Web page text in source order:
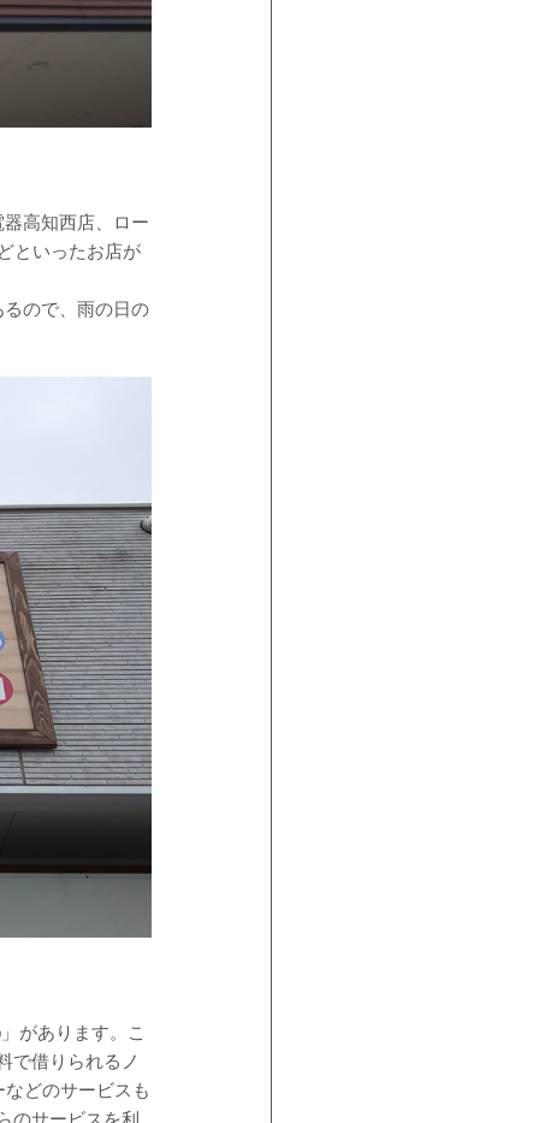
高知西店、ロー
といったお店が
ので、雨の日の
があります。こ
で借りられるノ
どのサービスも